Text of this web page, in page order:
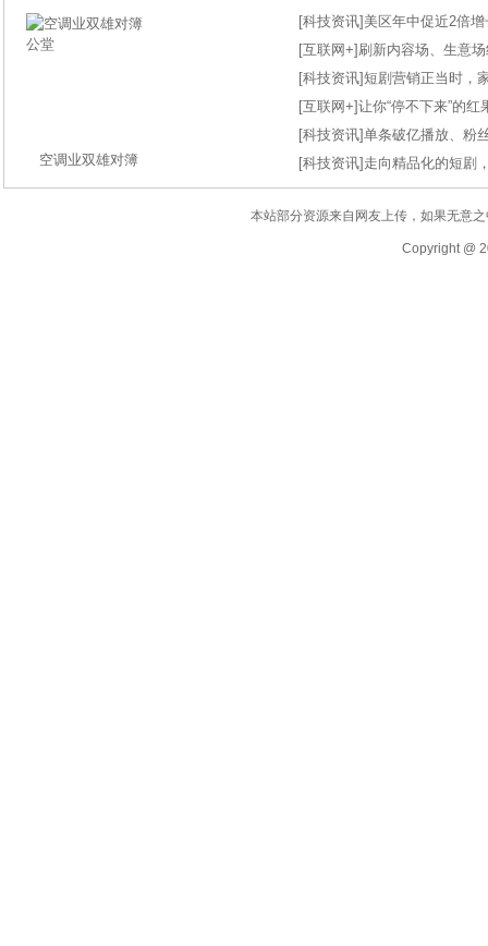
空调业双雄对簿
[科技资讯] 美区年中促近2倍
[互联网+] 刷新内容场、生意
[科技资讯]短剧营销正当时，
[互联网+]让你“停不下来”的
[科技资讯]单条破亿播放、粉
[科技资讯] 走向精品化的短剧
本站部分资源来自网友上传，如果无意
Copyright @